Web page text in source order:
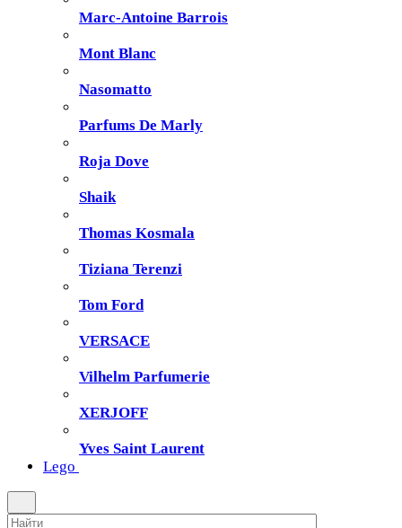
Marc-Antoine Barrois
Mont Blanc
Nasomatto
Parfums De Marly
Roja Dove
Shaik
Thomas Kosmala
Tiziana Terenzi
Tom Ford
VERSACE
Vilhelm Parfumerie
XERJOFF
Yves Saint Laurent
Lego